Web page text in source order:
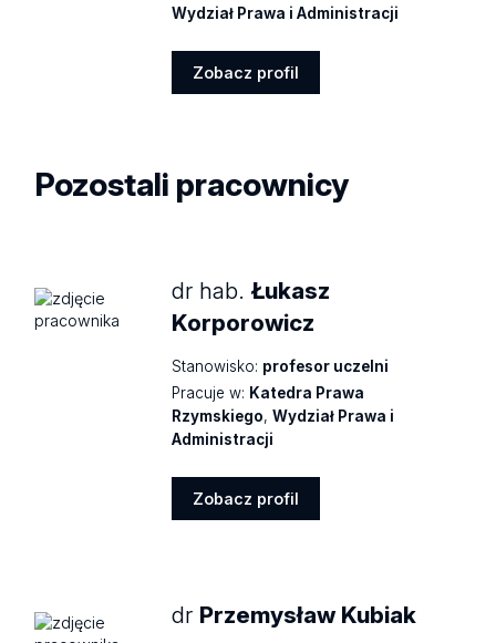
Wydział Prawa i Administracji
Zobacz profil
Pozostali pracownicy
dr hab.Łukasz
Korporowicz
Stanowisko: profesor uczelni
Pracuje w: Katedra Prawa
Rzymskiego,Wydział Prawa i
Administracji
Zobacz profil
dr Przemysław Kubiak